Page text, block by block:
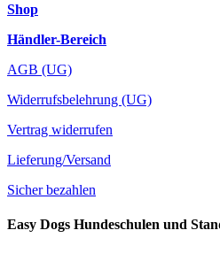
Shop
Händler-Bereich
AGB (UG)
Widerrufsbelehrung (UG)
Vertrag widerrufen
Lieferung/Versand
Sicher bezahlen
Easy Dogs Hundeschulen und